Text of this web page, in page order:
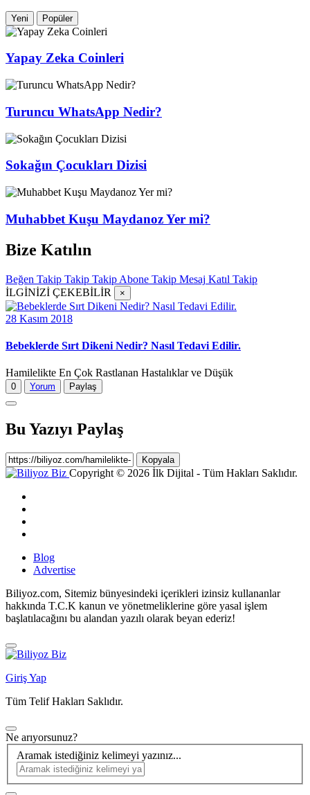
Yeni Popüler
Yapay Zeka Coinleri
Turuncu WhatsApp Nedir?
Sokağın Çocukları Dizisi
Muhabbet Kuşu Maydanoz Yer mi?
Bize Katılın
Beğen Takip Takip Takip Abone Takip Mesaj Katıl Takip
İLGİNİZİ ÇEKEBİLİR
×
28 Kasım 2018
Bebeklerde Sırt Dikeni Nedir? Nasıl Tedavi Edilir.
Hamilelikte En Çok Rastlanan Hastalıklar ve Düşük
0 Yorum Paylaş
Bu Yazıyı Paylaş
Kopyala
Copyright © 2026 İlk Dijital - Tüm Hakları Saklıdır.
Blog
Advertise
Biliyoz.com, Sitemiz bünyesindeki içerikleri izinsiz kullananlar
hakkında T.C.K kanun ve yönetmeliklerine göre yasal işlem
başlatılacağını bu alandan yazılı olarak beyan ederiz!
Giriş Yap
Tüm Telif Hakları Saklıdır.
Ne arıyorsunuz?
Aramak istediğiniz kelimeyi yazınız...